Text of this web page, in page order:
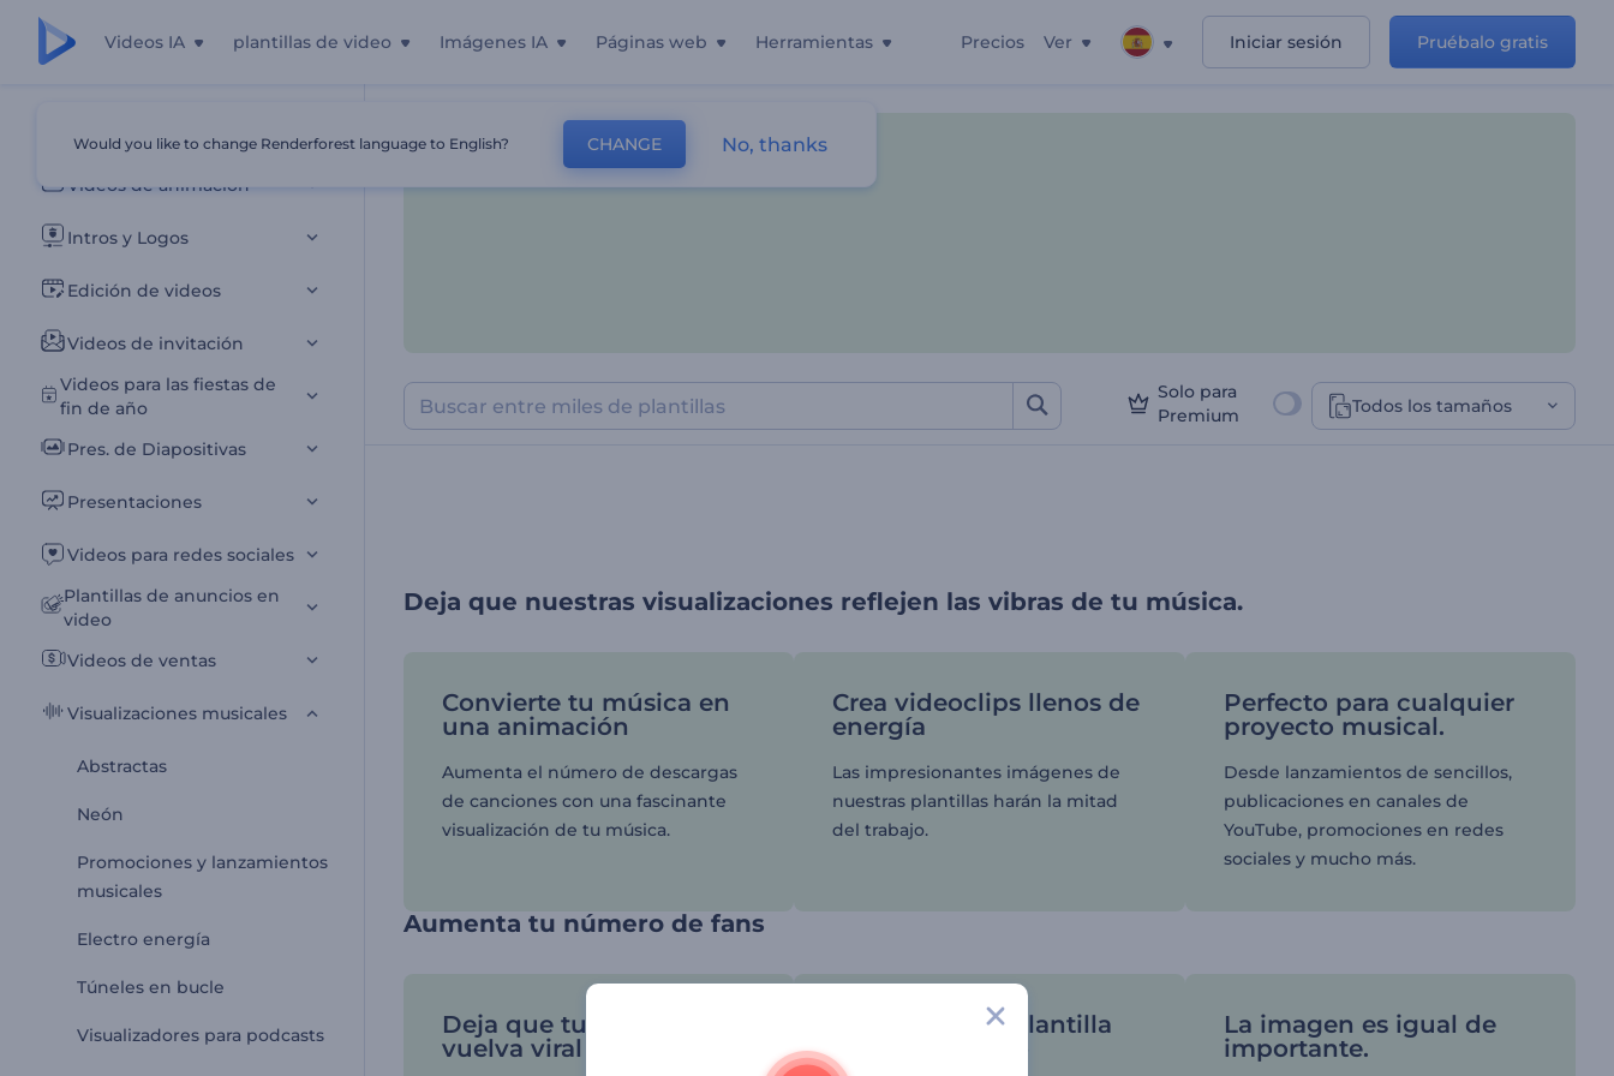
Videos IA plantillas de video Imágenes IA Páginas web Herramientas Precios Ver Iniciar sesión Pruébalo gratis
Todas las plantillas
Videos de animación
Intros y Logos
Edición de videos
Videos de invitación
Videos para las fiestas de
fin de año
Pres. de Diapositivas
Presentaciones
Videos para redes sociales
Plantillas de anuncios en
video
Videos de ventas
Visualizaciones musicales
Abstractas
Neón
Promociones y lanzamientos
musicales
Electro energía
Túneles en bucle
Visualizadores para podcasts
Inicio Plantillas Visualizaciones Musicales
Solo para
Premium
Todos los tamaños
Deja que nuestras visualizaciones reflejen las vibras de tu música.
Convierte tu música en
una animación
Aumenta el número de descargas
de canciones con una fascinante
visualización de tu música.
Crea videoclips llenos de
energía
Las impresionantes imágenes de
nuestras plantillas harán la mitad
del trabajo.
Perfecto para cualquier
proyecto musical.
Desde lanzamientos de sencillos,
publicaciones en canales de
YouTube, promociones en redes
sociales y mucho más.
Aumenta tu número de fans
Deja que tu música se
vuelva viral
Personaliza la plantilla
La imagen es igual de
importante.
Would you like to change Renderforest language to English? CHANGE No, thanks